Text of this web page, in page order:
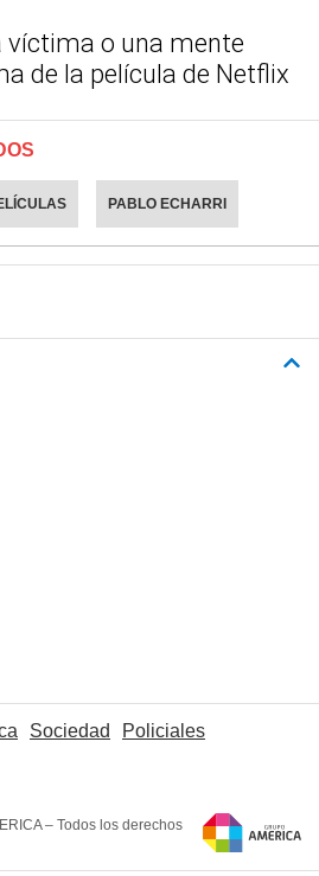
víctima o una mente
de la película de Netflix
PABLO ECHARRI
Sociedad
Policiales
– Todos los derechos